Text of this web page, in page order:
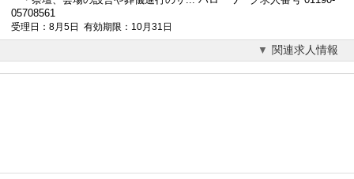
05708561
受理日：8月5日 有効期限：10月31日
関連求人情報